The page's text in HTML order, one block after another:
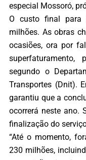
especial Mossoró,
O custo final para
milhões. As obras
ocasiões, ora por
superfaturamento,
segundo o
Transportes (Dnit).
garantiu que a
ocorrerá neste ano.
finalização do
“Até o momento,
230 milhões,